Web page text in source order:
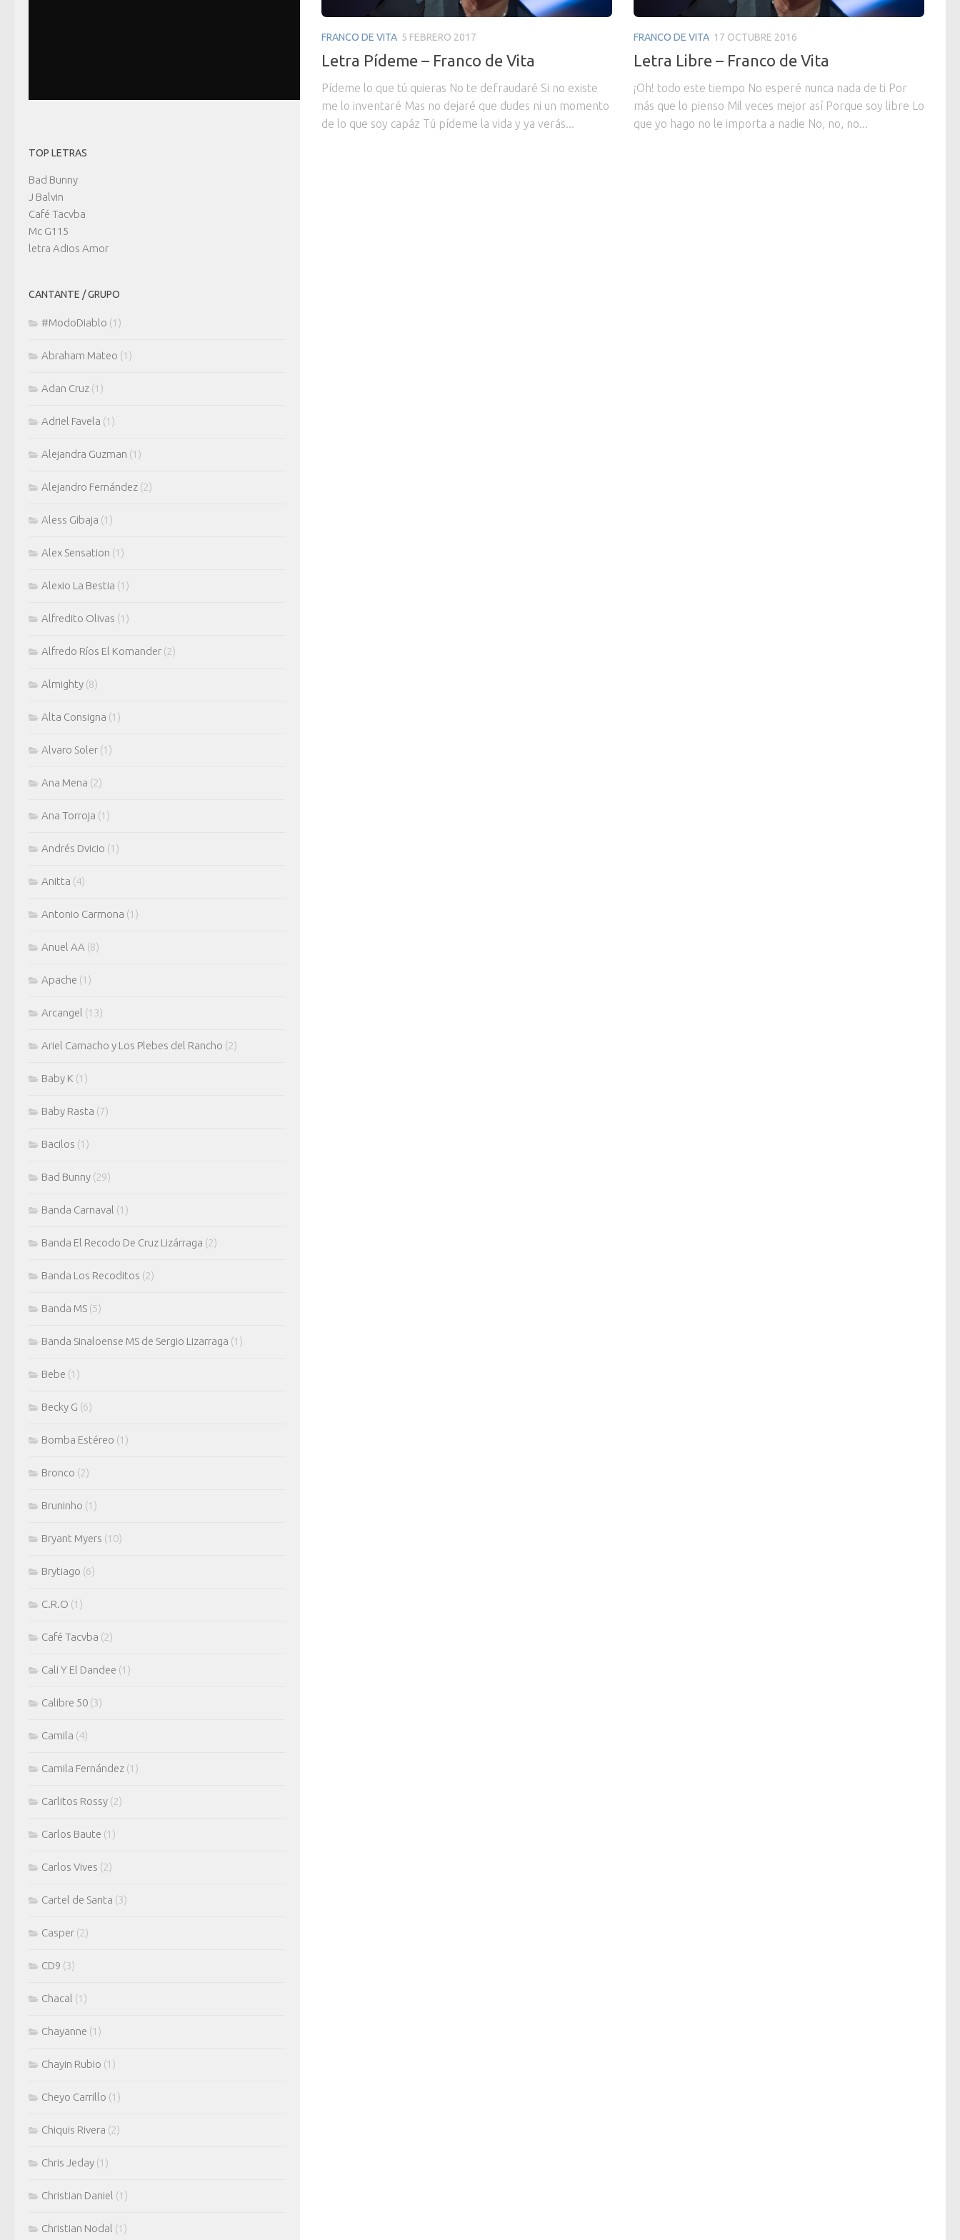
FRANCO DE VITA 5 FEBRERO 2017
Letra Pídeme – Franco de Vita
Pídeme lo que tú quieras No te defraudaré Si no existe
me lo inventaré Mas no dejaré que dudes ni un momento
de lo que soy capáz Tú pídeme la vida y ya verás...
FRANCO DE VITA 17 OCTUBRE 2016
Letra Libre – Franco de Vita
¡Oh! todo este tiempo No esperé nunca nada de ti Por
más que lo pienso Mil veces mejor así Porque soy libre Lo
que yo hago no le importa a nadie No, no, no...
TOP LETRAS
Bad Bunny
J Balvin
Café Tacvba
Mc G115
letra Adios Amor
CANTANTE / GRUPO
#ModoDiablo (1)
Abraham Mateo (1)
Adan Cruz (1)
Adriel Favela (1)
Alejandra Guzman (1)
Alejandro Fernández (2)
Aless Gibaja (1)
Alex Sensation (1)
Alexio La Bestia (1)
Alfredito Olivas (1)
Alfredo Ríos El Komander (2)
Almighty (8)
Alta Consigna (1)
Alvaro Soler (1)
Ana Mena (2)
Ana Torroja (1)
Andrés Dvicio (1)
Anitta (4)
Antonio Carmona (1)
Anuel AA (8)
Apache (1)
Arcangel (13)
Ariel Camacho y Los Plebes del Rancho (2)
Baby K (1)
Baby Rasta (7)
Bacilos (1)
Bad Bunny (29)
Banda Carnaval (1)
Banda El Recodo De Cruz Lizárraga (2)
Banda Los Recoditos (2)
Banda MS (5)
Banda Sinaloense MS de Sergio Lizarraga (1)
Bebe (1)
Becky G (6)
Bomba Estéreo (1)
Bronco (2)
Bruninho (1)
Bryant Myers (10)
Brytiago (6)
C.R.O (1)
Café Tacvba (2)
Cali Y El Dandee (1)
Calibre 50 (3)
Camila (4)
Camila Fernández (1)
Carlitos Rossy (2)
Carlos Baute (1)
Carlos Vives (2)
Cartel de Santa (3)
Casper (2)
CD9 (3)
Chacal (1)
Chayanne (1)
Chayin Rubio (1)
Cheyo Carrillo (1)
Chiquis Rivera (2)
Chris Jeday (1)
Christian Daniel (1)
Christian Nodal (1)